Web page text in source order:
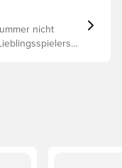
nicht